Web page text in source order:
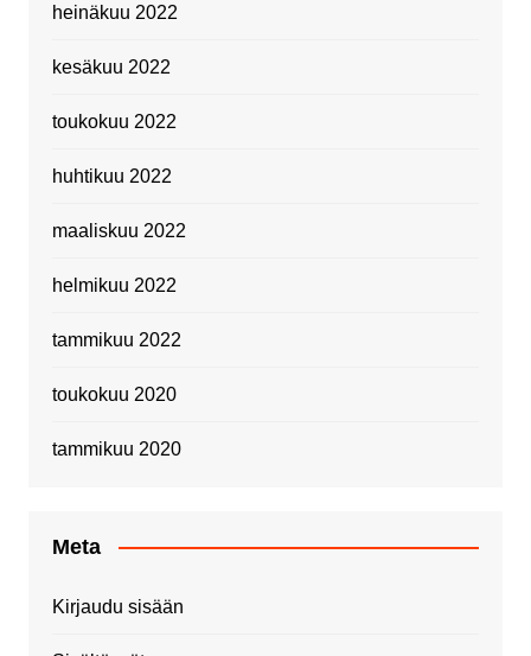
heinäkuu 2022
kesäkuu 2022
toukokuu 2022
huhtikuu 2022
maaliskuu 2022
helmikuu 2022
tammikuu 2022
toukokuu 2020
tammikuu 2020
Meta
Kirjaudu sisään